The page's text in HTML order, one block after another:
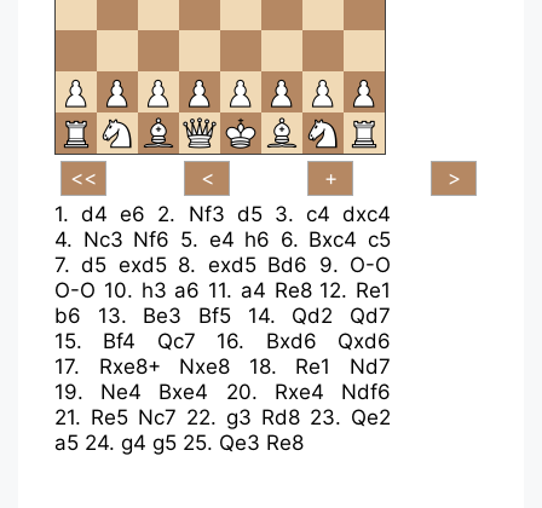
1.d4 e6 2. Nf3 d5 3. c4 dxc4
4. Nc3 Nf6 5. e4 h6 6. Bxc4 c5
7.d5 exd5 8. exd5 Bd6 9. O-O
O-O 10. h3 a6 11. a4 Re8 12. Re1
b6
13. Be3 Bf5 14. Qd2
Qd7
15. Bf4 Qc7 16. Bxd6
Qxd6
17. Rxe8+ Nxe8 18. Re1
Nd7
19. Ne4 Bxe4 20. Rxe4
Ndf6
21. Re5 Nc7 22. g3 Rd8 23. Qe2
a5 24. g4 g5 25. Qe3 Re8